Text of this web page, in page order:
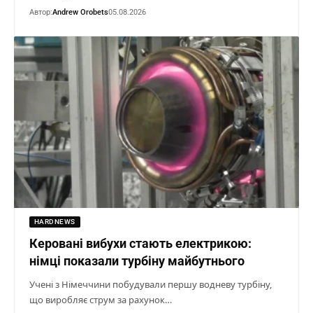
Автор:Andrew Orobets05.08.2026
HARDNEWS
Керовані вибухи стають електрикою:
німці показали турбіну майбутнього
Учені з Німеччини побудували першу водневу турбіну,
що виробляє струм за рахунок…